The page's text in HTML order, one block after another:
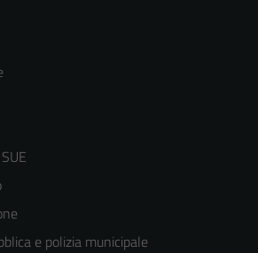
e polizia municipale